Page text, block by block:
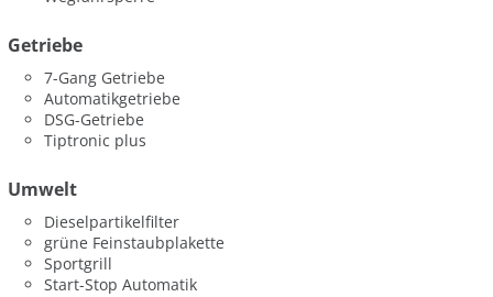
Getriebe
7-Gang Getriebe
Automatikgetriebe
DSG-Getriebe
Tiptronic plus
Umwelt
Dieselpartikelfilter
grüne Feinstaubplakette
Sportgrill
Start-Stop Automatik